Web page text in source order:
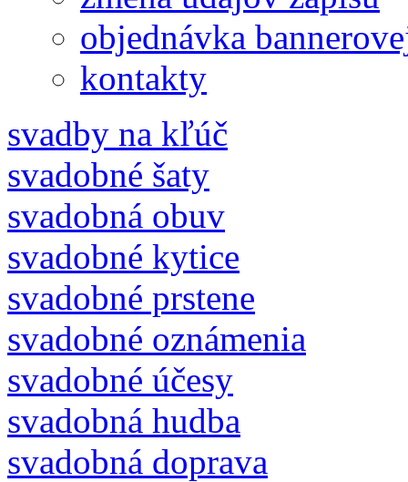
objednávka
kontakty
svadby na kľúč
svadobné šaty
svadobná obuv
svadobné kytice
svadobné prstene
svadobné oznámenia
svadobné účesy
svadobná hudba
svadobná doprava